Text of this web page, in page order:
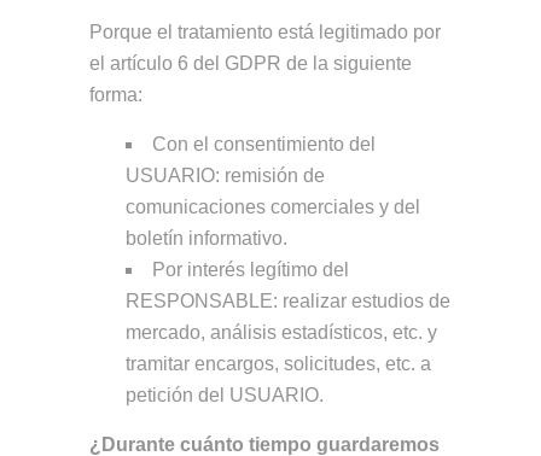
Porque el tratamiento está legitimado por
el artículo 6 del GDPR de la siguiente
forma:
Con el consentimiento del
USUARIO: remisión de
comunicaciones comerciales y del
boletín informativo.
Por interés legítimo del
RESPONSABLE: realizar estudios de
mercado, análisis estadísticos, etc. y
tramitar encargos, solicitudes, etc. a
petición del USUARIO.
¿Durante cuánto tiempo guardaremos